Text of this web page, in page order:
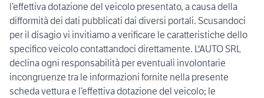
l’effettiva dotazione del veicolo presentato, a causa della
difformità dei dati pubblicati dai diversi portali. Scusandoci
per il disagio vi invitiamo a verificare le caratteristiche dello
specifico veicolo contattandoci direttamente. L'AUTO SRL
declina ogni responsabilità per eventuali involontarie
incongruenze tra le informazioni fornite nella presente
scheda vettura e l’effettiva dotazione del veicolo; le